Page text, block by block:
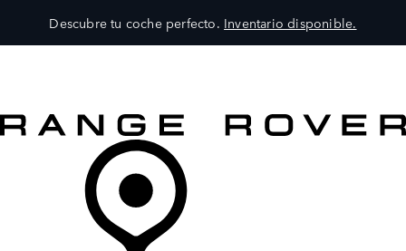
Descubre tu coche perfecto. Inventario disponible.